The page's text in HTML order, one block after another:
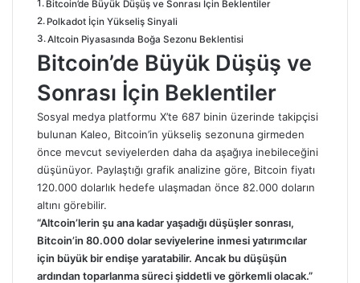
Bitcoin’de Büyük Düşüş ve Sonrası İçin Beklentiler
Polkadot İçin Yükseliş Sinyali
Altcoin Piyasasında Boğa Sezonu Beklentisi
Bitcoin’de Büyük Düşüş ve
Sonrası İçin Beklentiler
Sosyal medya platformu X’te 687 binin üzerinde takipçisi
bulunan Kaleo, Bitcoin’in yükseliş sezonuna girmeden
önce mevcut seviyelerden daha da aşağıya inebileceğini
düşünüyor. Paylaştığı grafik analizine göre, Bitcoin fiyatı
120.000 dolarlık hedefe ulaşmadan önce 82.000 doların
altını görebilir.
“Altcoin’lerin şu ana kadar yaşadığı düşüşler sonrası,
Bitcoin’in 80.000 dolar seviyelerine inmesi yatırımcılar
için büyük bir endişe yaratabilir. Ancak bu düşüşün
ardından toparlanma süreci şiddetli ve görkemli olacak.”